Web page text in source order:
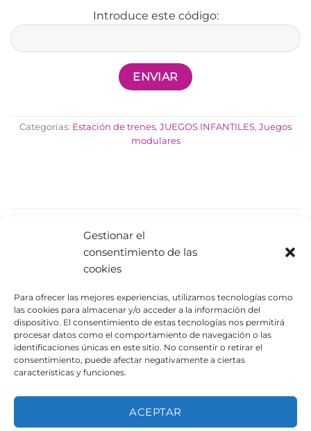
Gestionar el
consentimiento de las
cookies
Para ofrecer las mejores experiencias, utilizamos tecnologías como
las cookies para almacenar y/o acceder a la información del
dispositivo. El consentimiento de estas tecnologías nos permitirá
procesar datos como el comportamiento de navegación o las
identificaciones únicas en este sitio. No consentir o retirar el
consentimiento, puede afectar negativamente a ciertas
características y funciones.
ACEPTAR
Introduce este código:
Categorías: Estación de trenes, JUEGOS INFANTILES, Juegos
modulares